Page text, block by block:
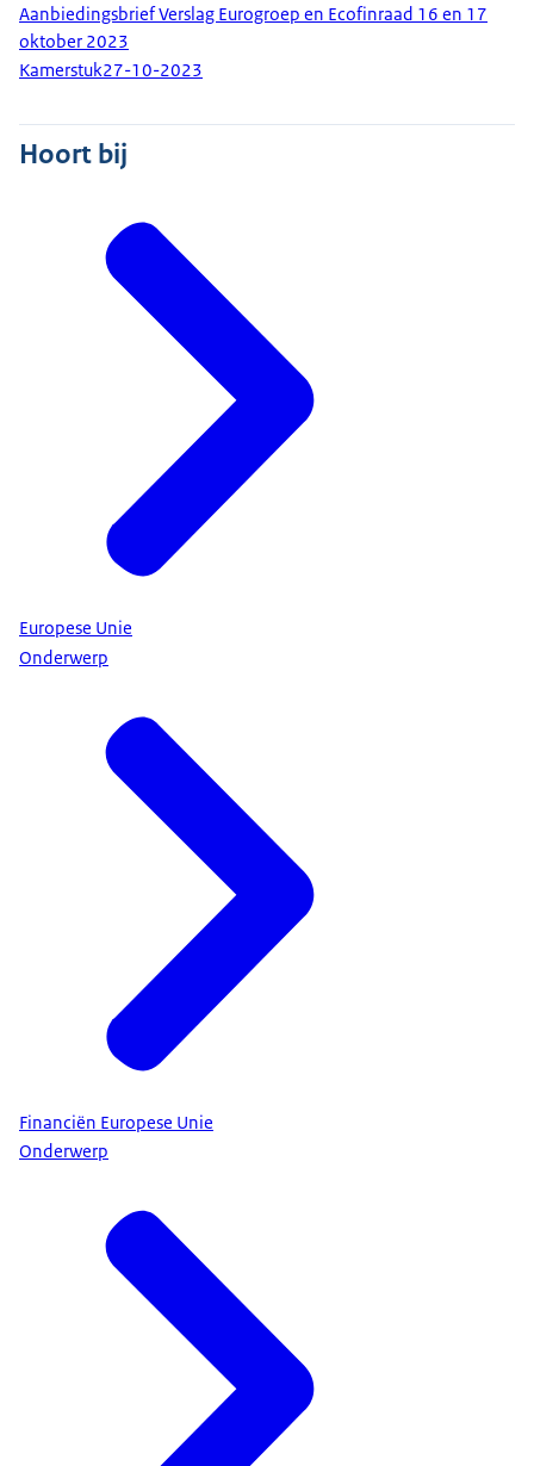
Aanbiedingsbrief Verslag Eurogroep en Ecofinraad 16 en 17
oktober 2023
Kamerstuk27-10-2023
Hoort bij
Europese Unie
Onderwerp
Financiën Europese Unie
Onderwerp